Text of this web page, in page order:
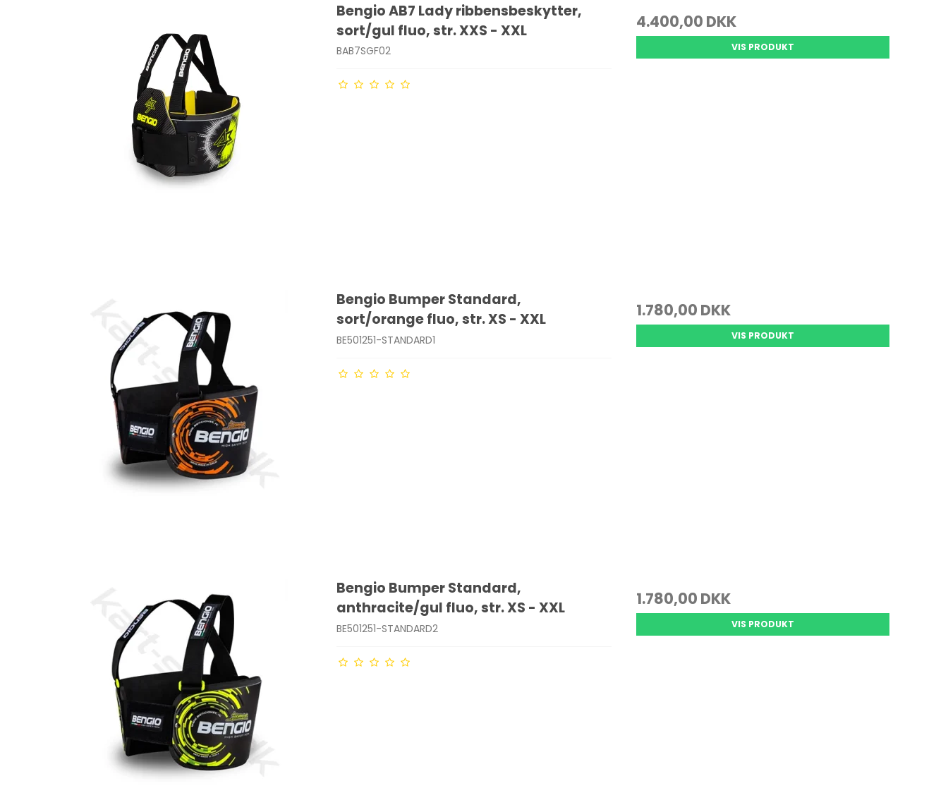
Bengio AB7 Lady ribbensbeskytter,
sort/gul fluo, str. XXS - XXL
BAB7SGF02
4.400,00 DKK
VIS PRODUKT
Bengio Bumper Standard,
sort/orange fluo, str. XS - XXL
BE501251-STANDARD1
1.780,00 DKK
VIS PRODUKT
Bengio Bumper Standard,
anthracite/gul fluo, str. XS - XXL
BE501251-STANDARD2
1.780,00 DKK
VIS PRODUKT